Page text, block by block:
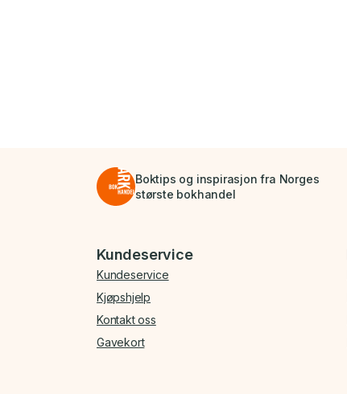
Boktips og inspirasjon fra Norges
største bokhandel
Bunnmeny
Kundeservice
Kundeservice
Kjøpshjelp
Kontakt oss
Gavekort